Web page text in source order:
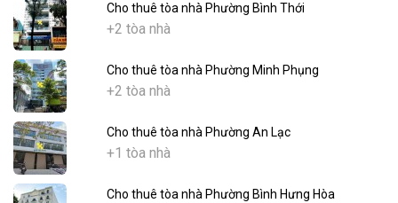
Cho thuê tòa nhà Phường Bình Thới
+2 tòa nhà
Cho thuê tòa nhà Phường Minh Phụng
+2 tòa nhà
Cho thuê tòa nhà Phường An Lạc
+1 tòa nhà
Cho thuê tòa nhà Phường Bình Hưng Hòa